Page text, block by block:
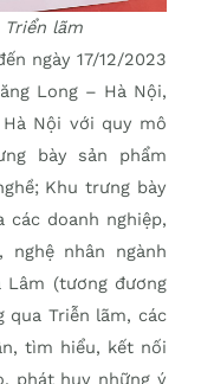
lãm
ngày 17/12/2023
Long – Hà Nội,
Hà Nội với quy mô
bày sản phẩm
Khu trưng bày
các doanh nghiệp,
nhân ngành
Lâm (tương đương
qua Triễn lãm, các
tìm hiểu, kết nối
phát huy những ý